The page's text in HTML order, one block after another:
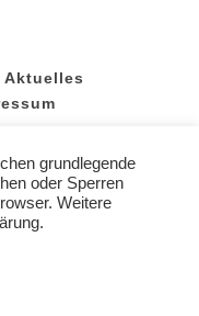
Aktuelles
|Webagentur
grundlegende
oder Sperren
Weitere